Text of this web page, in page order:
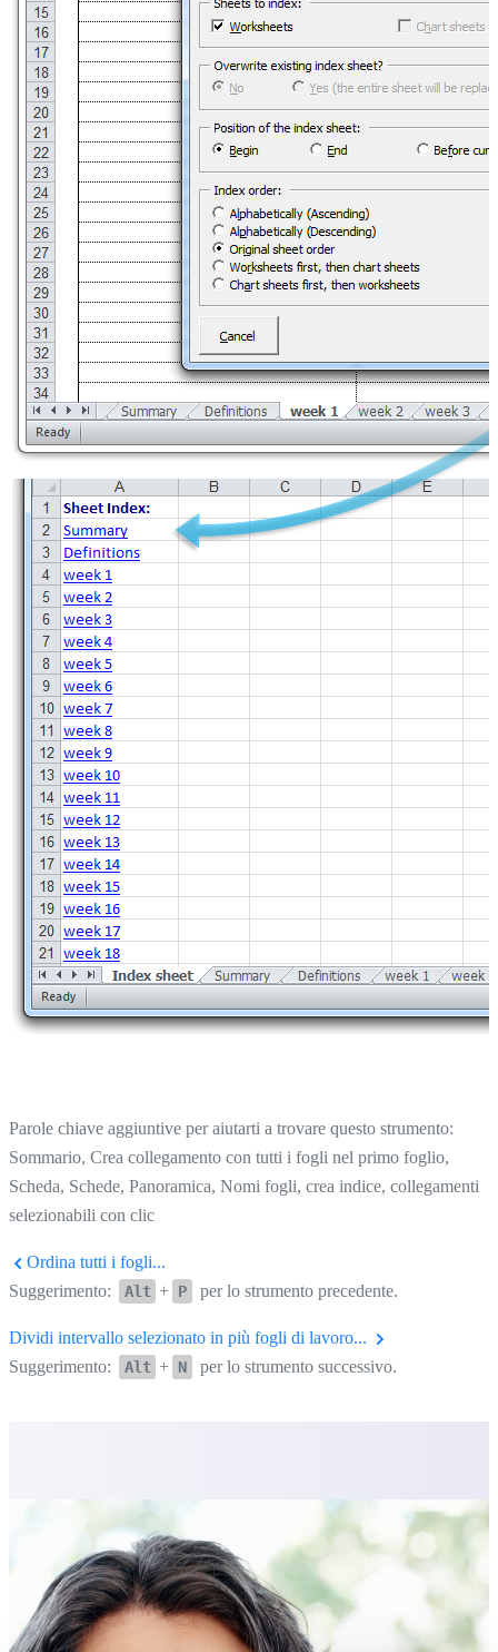
Parole chiave aggiuntive per aiutarti a trovare questo strumento:
Sommario, Crea collegamento con tutti i fogli nel primo foglio,
Scheda, Schede, Panoramica, Nomi fogli, crea indice, collegamenti
selezionabili con clic
Ordina tutti i fogli...
Suggerimento:
Alt + P per lo strumento precedente.
Dividi intervallo selezionato in più fogli di lavoro...
Suggerimento:
Alt + N per lo strumento successivo.